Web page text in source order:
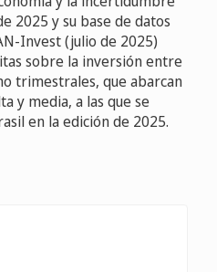
2025 y su base de datos
Invest (julio de 2025)
sobre la inversión entre
trimestrales, que abarcan
y media, a las que se
en la edición de 2025.